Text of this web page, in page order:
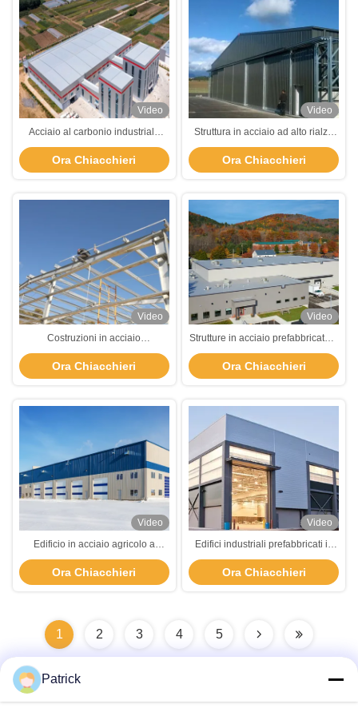
Video
Acciaio al carbonio industriale
HEB IPB H Costruzione di edifici a
trave
Ora Chiacchieri
Video
Struttura in acciaio ad alto rialzo
Hangar Edificio Fabbricazione
prefabbricata di cornici in metallo
Hangar personalizzato
Ora Chiacchieri
Video
Costruzioni in acciaio
galvanizzato a caldo resistenti alla
corrosione
Ora Chiacchieri
Video
Strutture in acciaio prefabbricate a
più piani
Ora Chiacchieri
Video
Edificio in acciaio agricolo a
grattacieli anti-terremoto Edificio
in acciaio prefabbricato
Ora Chiacchieri
Video
Edifici industriali prefabbricati in
metallo Costruzione di grattacieli
di acciaio leggero
Ora Chiacchieri
1 2 3 4 5
Patrick